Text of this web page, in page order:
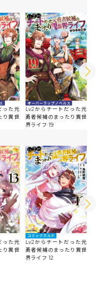
った元
り異世
オーバーラップノベルス
Lv2からチートだった元
勇者候補のまったり異世
界ライフ 19
った元
り異世
コミックガルド
Lv2からチートだった元
勇者候補のまったり異世
界ライフ 12